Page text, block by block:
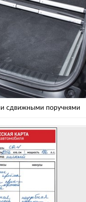
сдвижными поручнями